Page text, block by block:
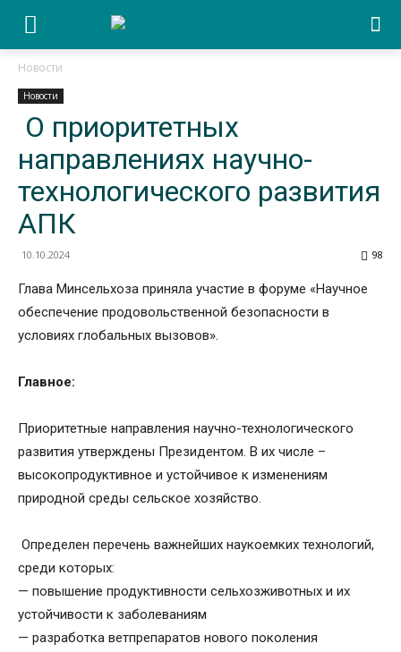
Новости
Новости
️ О приоритетных
направлениях научно-
технологического развития
АПК
10.10.2024 98
Глава Минсельхоза приняла участие в форуме «Научное
обеспечение продовольственной безопасности в
условиях глобальных вызовов».
Главное:
Приоритетные направления научно-технологического
развития утверждены Президентом. В их числе –
высокопродуктивное и устойчивое к изменениям
природной среды сельское хозяйство.
️ Определен перечень важнейших наукоемких технологий,
среди которых:
— повышение продуктивности сельхозживотных и их
устойчивости к заболеваниям
— разработка ветпрепаратов нового поколения